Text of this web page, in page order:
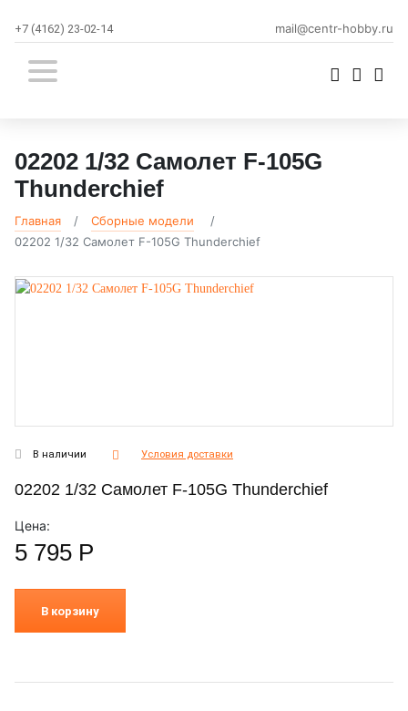
mail@centr-hobby.ru
+7 (4162) 23-02-14
02202 1/32 Самолет F-105G
Thunderchief
Главная
Сборные модели
02202 1/32 Самолет F-105G Thunderchief
В наличии Условия доставки
02202 1/32 Самолет F-105G Thunderchief
Цена:
5 795 Р
В корзину